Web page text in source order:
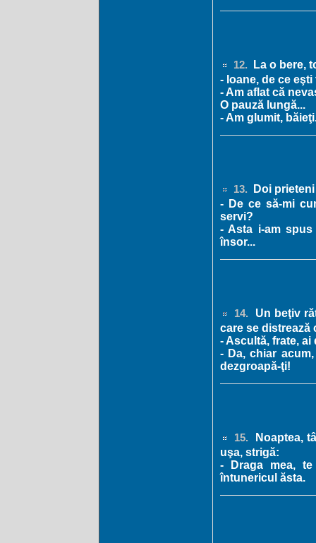
12. La o bere,
- Ioane, de ce
- Am aflat că
O pauză lungă...
- Am glumit,
13. Doi
- De ce să-mi
servi?
- Asta i-am
însor...
14.
Un beţiv
care se distrează
- Ascultă, frate, ai
- Da, chiar
dezgroapă-ţi!
15.
Noaptea,
uşa, strigă:
- Draga mea,
întunericul ăsta.